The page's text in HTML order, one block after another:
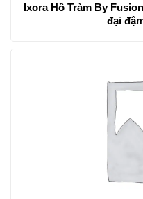
Ixora Hồ Tràm By
đại